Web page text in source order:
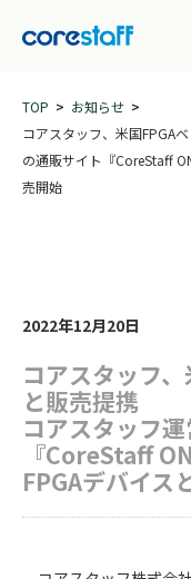
TOP
お知らせ
コアスタッフ、米国FPGA
の通販サイト『CoreStaff
売開始
2022年12月20日
コアスタッフ
と販売提携
コアスタッフ
『CoreStaff
FPGAデバイス